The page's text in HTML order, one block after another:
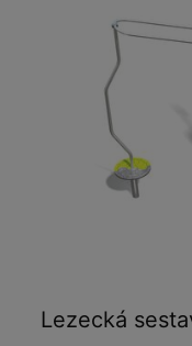
Lezecká